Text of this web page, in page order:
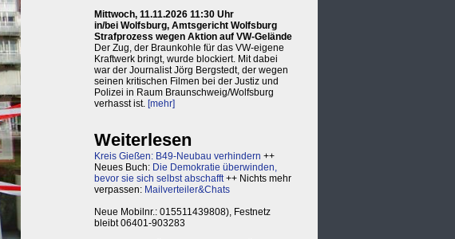
Mittwoch, 11.11.2026 11:30 Uhr
in/bei Wolfsburg, Amtsgericht Wolfsburg
Strafprozess wegen Aktion auf VW-Gelände
Der Zug, der Braunkohle für das VW-eigene
Kraftwerk bringt, wurde blockiert. Mit dabei
war der Journalist Jörg Bergstedt, der wegen
seinen kritischen Filmen bei der Justiz und
Polizei in Raum Braunschweig/Wolfsburg
verhasst ist. [mehr]
Weiterlesen
Kreis Gießen: B49-Neubau verhindern ++
Neues Buch: Die Demokratie überwinden,
bevor sie sich selbst abschafft++ Nichts mehr
verpassen: Mailverteiler&Chats
Neue Mobilnr.: 015511439808), Festnetz
bleibt 06401-903283